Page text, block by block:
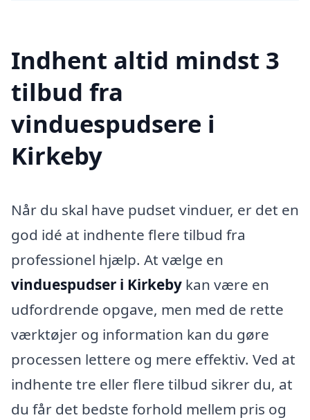
Indhent altid mindst 3
tilbud fra
vinduespudsere i
Kirkeby
Når du skal have pudset vinduer, er det en
god idé at indhente flere tilbud fra
professionel hjælp. At vælge en
vinduespudser i Kirkeby kan være en
udfordrende opgave, men med de rette
værktøjer og information kan du gøre
processen lettere og mere effektiv. Ved at
indhente tre eller flere tilbud sikrer du, at
du får det bedste forhold mellem pris og